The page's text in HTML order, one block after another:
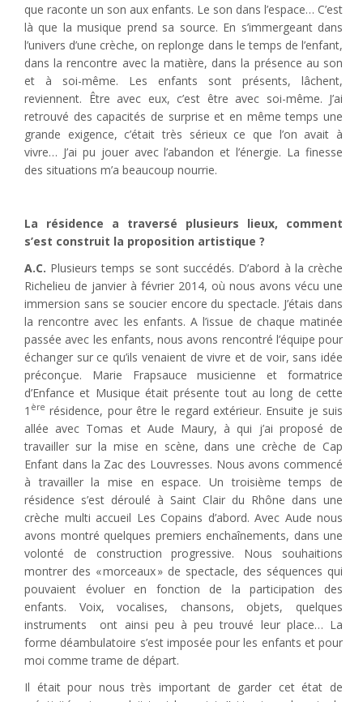
que raconte un son aux enfants. Le son dans l’espace… C’est
là que la musique prend sa source. En s’immergeant dans
l’univers d’une crèche, on replonge dans le temps de l’enfant,
dans la rencontre avec la matière, dans la présence au son
et à soi-même. Les enfants sont présents, lâchent,
reviennent. Être avec eux, c’est être avec soi-même. J’ai
retrouvé des capacités de surprise et en même temps une
grande exigence, c’était très sérieux ce que l’on avait à
vivre… J’ai pu jouer avec l’abandon et l’énergie. La finesse
des situations m’a beaucoup nourrie.
La résidence a traversé plusieurs lieux, comment
s’est construit la proposition artistique ?
A.C. Plusieurs temps se sont succédés. D’abord à la crèche
Richelieu de janvier à février 2014, où nous avons vécu une
immersion sans se soucier encore du spectacle. J’étais dans
la rencontre avec les enfants. A l’issue de chaque matinée
passée avec les enfants, nous avons rencontré l’équipe pour
échanger sur ce qu’ils venaient de vivre et de voir, sans idée
préconçue. Marie Frapsauce musicienne et formatrice
d’Enfance et Musique était présente tout au long de cette
1 ère résidence, pour être le regard extérieur. Ensuite je suis
allée avec Tomas et Aude Maury, à qui j’ai proposé de
travailler sur la mise en scène, dans une crèche de Cap
Enfant dans la Zac des Louvresses. Nous avons commencé
à travailler la mise en espace. Un troisième temps de
résidence s’est déroulé à Saint Clair du Rhône dans une
crèche multi accueil Les Copains d’abord. Avec Aude nous
avons montré quelques premiers enchaînements, dans une
volonté de construction progressive. Nous souhaitions
montrer des « morceaux » de spectacle, des séquences qui
pouvaient évoluer en fonction de la participation des
enfants. Voix, vocalises, chansons, objets, quelques
instruments
ont ainsi peu à peu trouvé leur place… La
forme déambulatoire s’est imposée pour les enfants et pour
moi comme trame de départ.
Il était pour nous très important de garder cet état de